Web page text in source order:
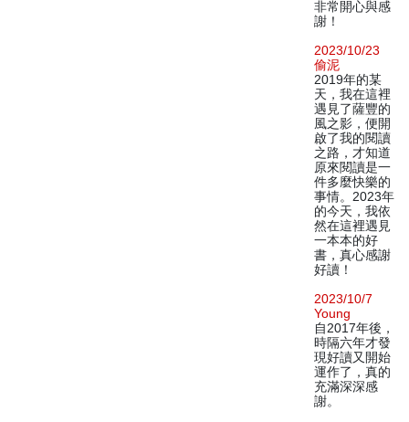
非常開心與感
謝！
2023/10/23
偷泥
2019年的某
天，我在這裡
遇見了薩豐的
風之影，便開
啟了我的閱讀
之路，才知道
原來閱讀是一
件多麼快樂的
事情。2023年
的今天，我依
然在這裡遇見
一本本的好
書，真心感謝
好讀！
2023/10/7
Young
自2017年後，
時隔六年才發
現好讀又開始
運作了，真的
充滿深深感
謝。